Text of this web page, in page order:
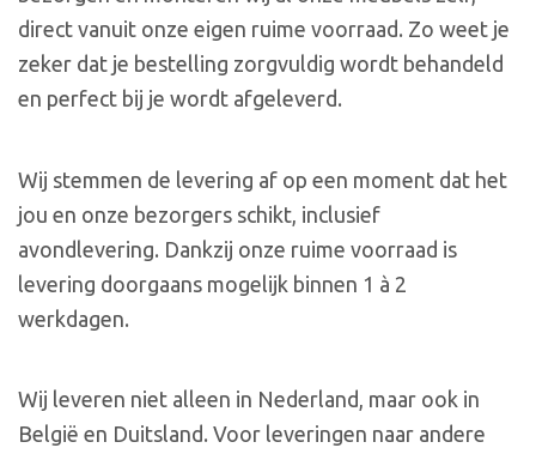
direct vanuit onze eigen ruime voorraad. Zo weet je
zeker dat je bestelling zorgvuldig wordt behandeld
en perfect bij je wordt afgeleverd.
Wij stemmen de levering af op een moment dat het
jou en onze bezorgers schikt, inclusief
avondlevering. Dankzij onze ruime voorraad is
levering doorgaans mogelijk binnen 1 à 2
werkdagen.
Wij leveren niet alleen in Nederland, maar ook in
België en Duitsland. Voor leveringen naar andere